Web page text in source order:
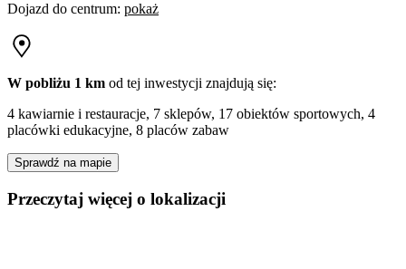
Dojazd do centrum: pokaż
W pobliżu 1 km od tej inwestycji znajdują się:
4 kawiarnie i restauracje, 7 sklepów, 17 obiektów sportowych, 4
placówki edukacyjne, 8 placów zabaw
Sprawdź na mapie
Przeczytaj więcej o lokalizacji